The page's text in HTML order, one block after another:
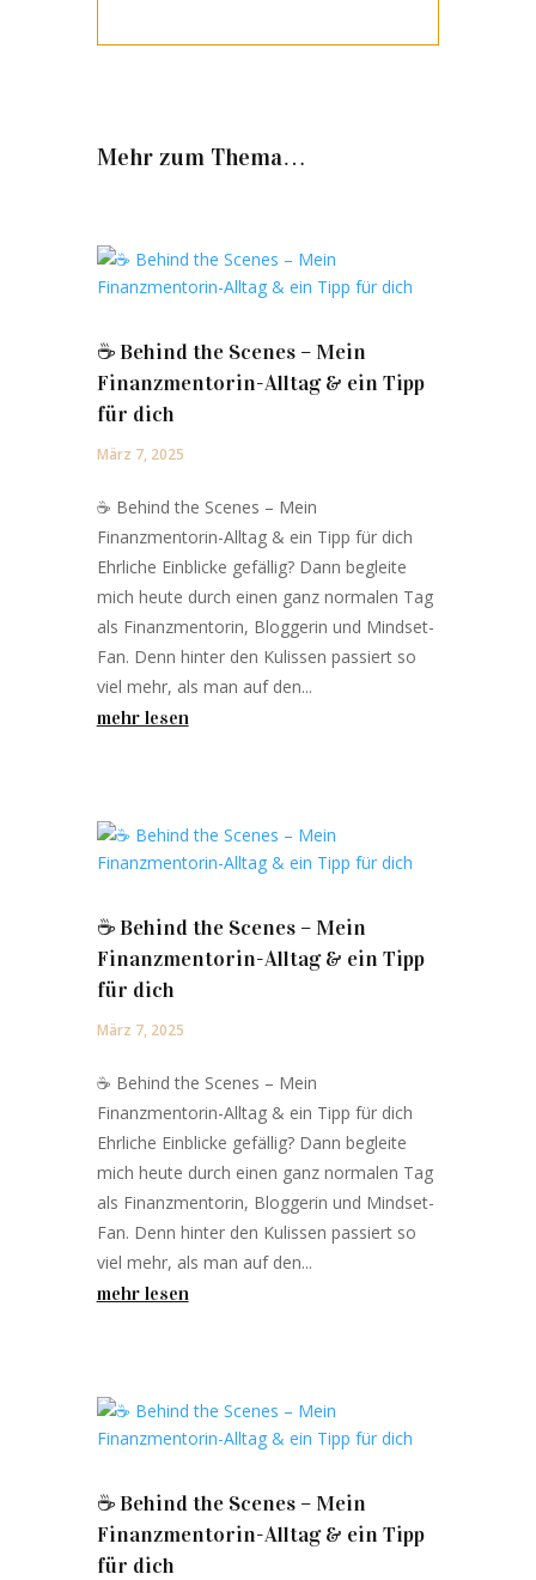
Mehr zum Thema…
☕️ Behind the Scenes – Mein
Finanzmentorin-Alltag & ein Tipp
für dich
März 7, 2025
☕️ Behind the Scenes – Mein
Finanzmentorin-Alltag & ein Tipp für dich
Ehrliche Einblicke gefällig? Dann begleite
mich heute durch einen ganz normalen Tag
als Finanzmentorin, Bloggerin und Mindset-
Fan. Denn hinter den Kulissen passiert so
viel mehr, als man auf den...
mehr lesen
☕️ Behind the Scenes – Mein
Finanzmentorin-Alltag & ein Tipp
für dich
März 7, 2025
☕️ Behind the Scenes – Mein
Finanzmentorin-Alltag & ein Tipp für dich
Ehrliche Einblicke gefällig? Dann begleite
mich heute durch einen ganz normalen Tag
als Finanzmentorin, Bloggerin und Mindset-
Fan. Denn hinter den Kulissen passiert so
viel mehr, als man auf den...
mehr lesen
☕️ Behind the Scenes – Mein
Finanzmentorin-Alltag & ein Tipp
für dich